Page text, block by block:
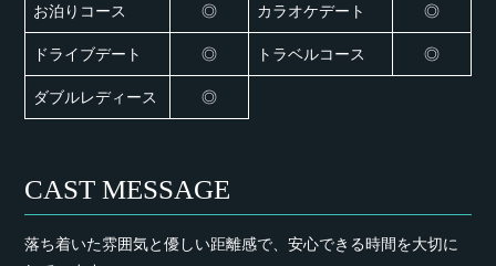
お泊りコース ◎ カラオケデート ◎
ドライブデート ◎ トラベルコース ◎
ダブルレディース ◎
CAST MESSAGE
落ち着いた雰囲気と優しい距離感で、安心できる時間を大切に